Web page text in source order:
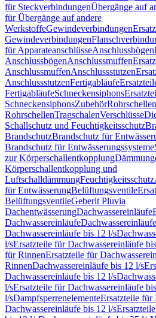
für SteckverbindungenÜbergänge auf
für Übergänge auf andere
WerkstoffeGewindeverbindungen
Gewindeverbindungen
für ApparateanschlüsseAnschlussbögen
AnschlussbögenAnschlussmuffen
AnschlussmuffenAnschlussstutzen
AnschlussstutzenFertigabläufe
FertigabläufeSchneckensiphons
SchneckensiphonsZubehörRohrschellen
RohrschellenTragschalenVerschlüsse
Schallschutz und Feuchtigkeitsschutz
BrandschutzBrandschutz für
Brandschutz für Entwässerungssysteme
zur Körperschallentkopplung
Körperschallentkopplung und
LuftschalldämmungFeuchtigkeitsschutz
für EntwässerungBelüftungsventile
BelüftungsventileGeberit Pluvia
DachentwässerungDachwassereinläufe
Dachwassereinläufe
Dachwassereinläufe bis 12 l/s
l/sErsatzteile für Dachwassereinläufe
für RinnenErsatzteile für
RinnenDachwassereinläufe bis 12 l/s
Dachwassereinläufe bis 12 l/s
l/sErsatzteile für Dachwassereinläufe
l/sDampfsperrenelementeErsatzteile für
Dachwassereinläufe bis 12 l/s